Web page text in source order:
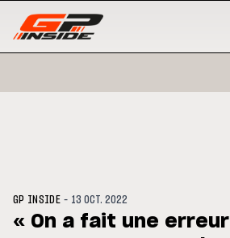
GP INSIDE - 13 OCT. 2022
« On a fait une